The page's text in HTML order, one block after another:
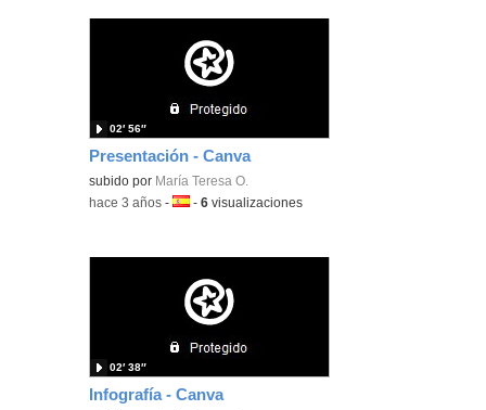
Presentación - Canva
subido por María Teresa O.
02′ 56″
-hace 3 años -Idioma:
-6 visualizaciones
Infografía - Canva
02′ 38″